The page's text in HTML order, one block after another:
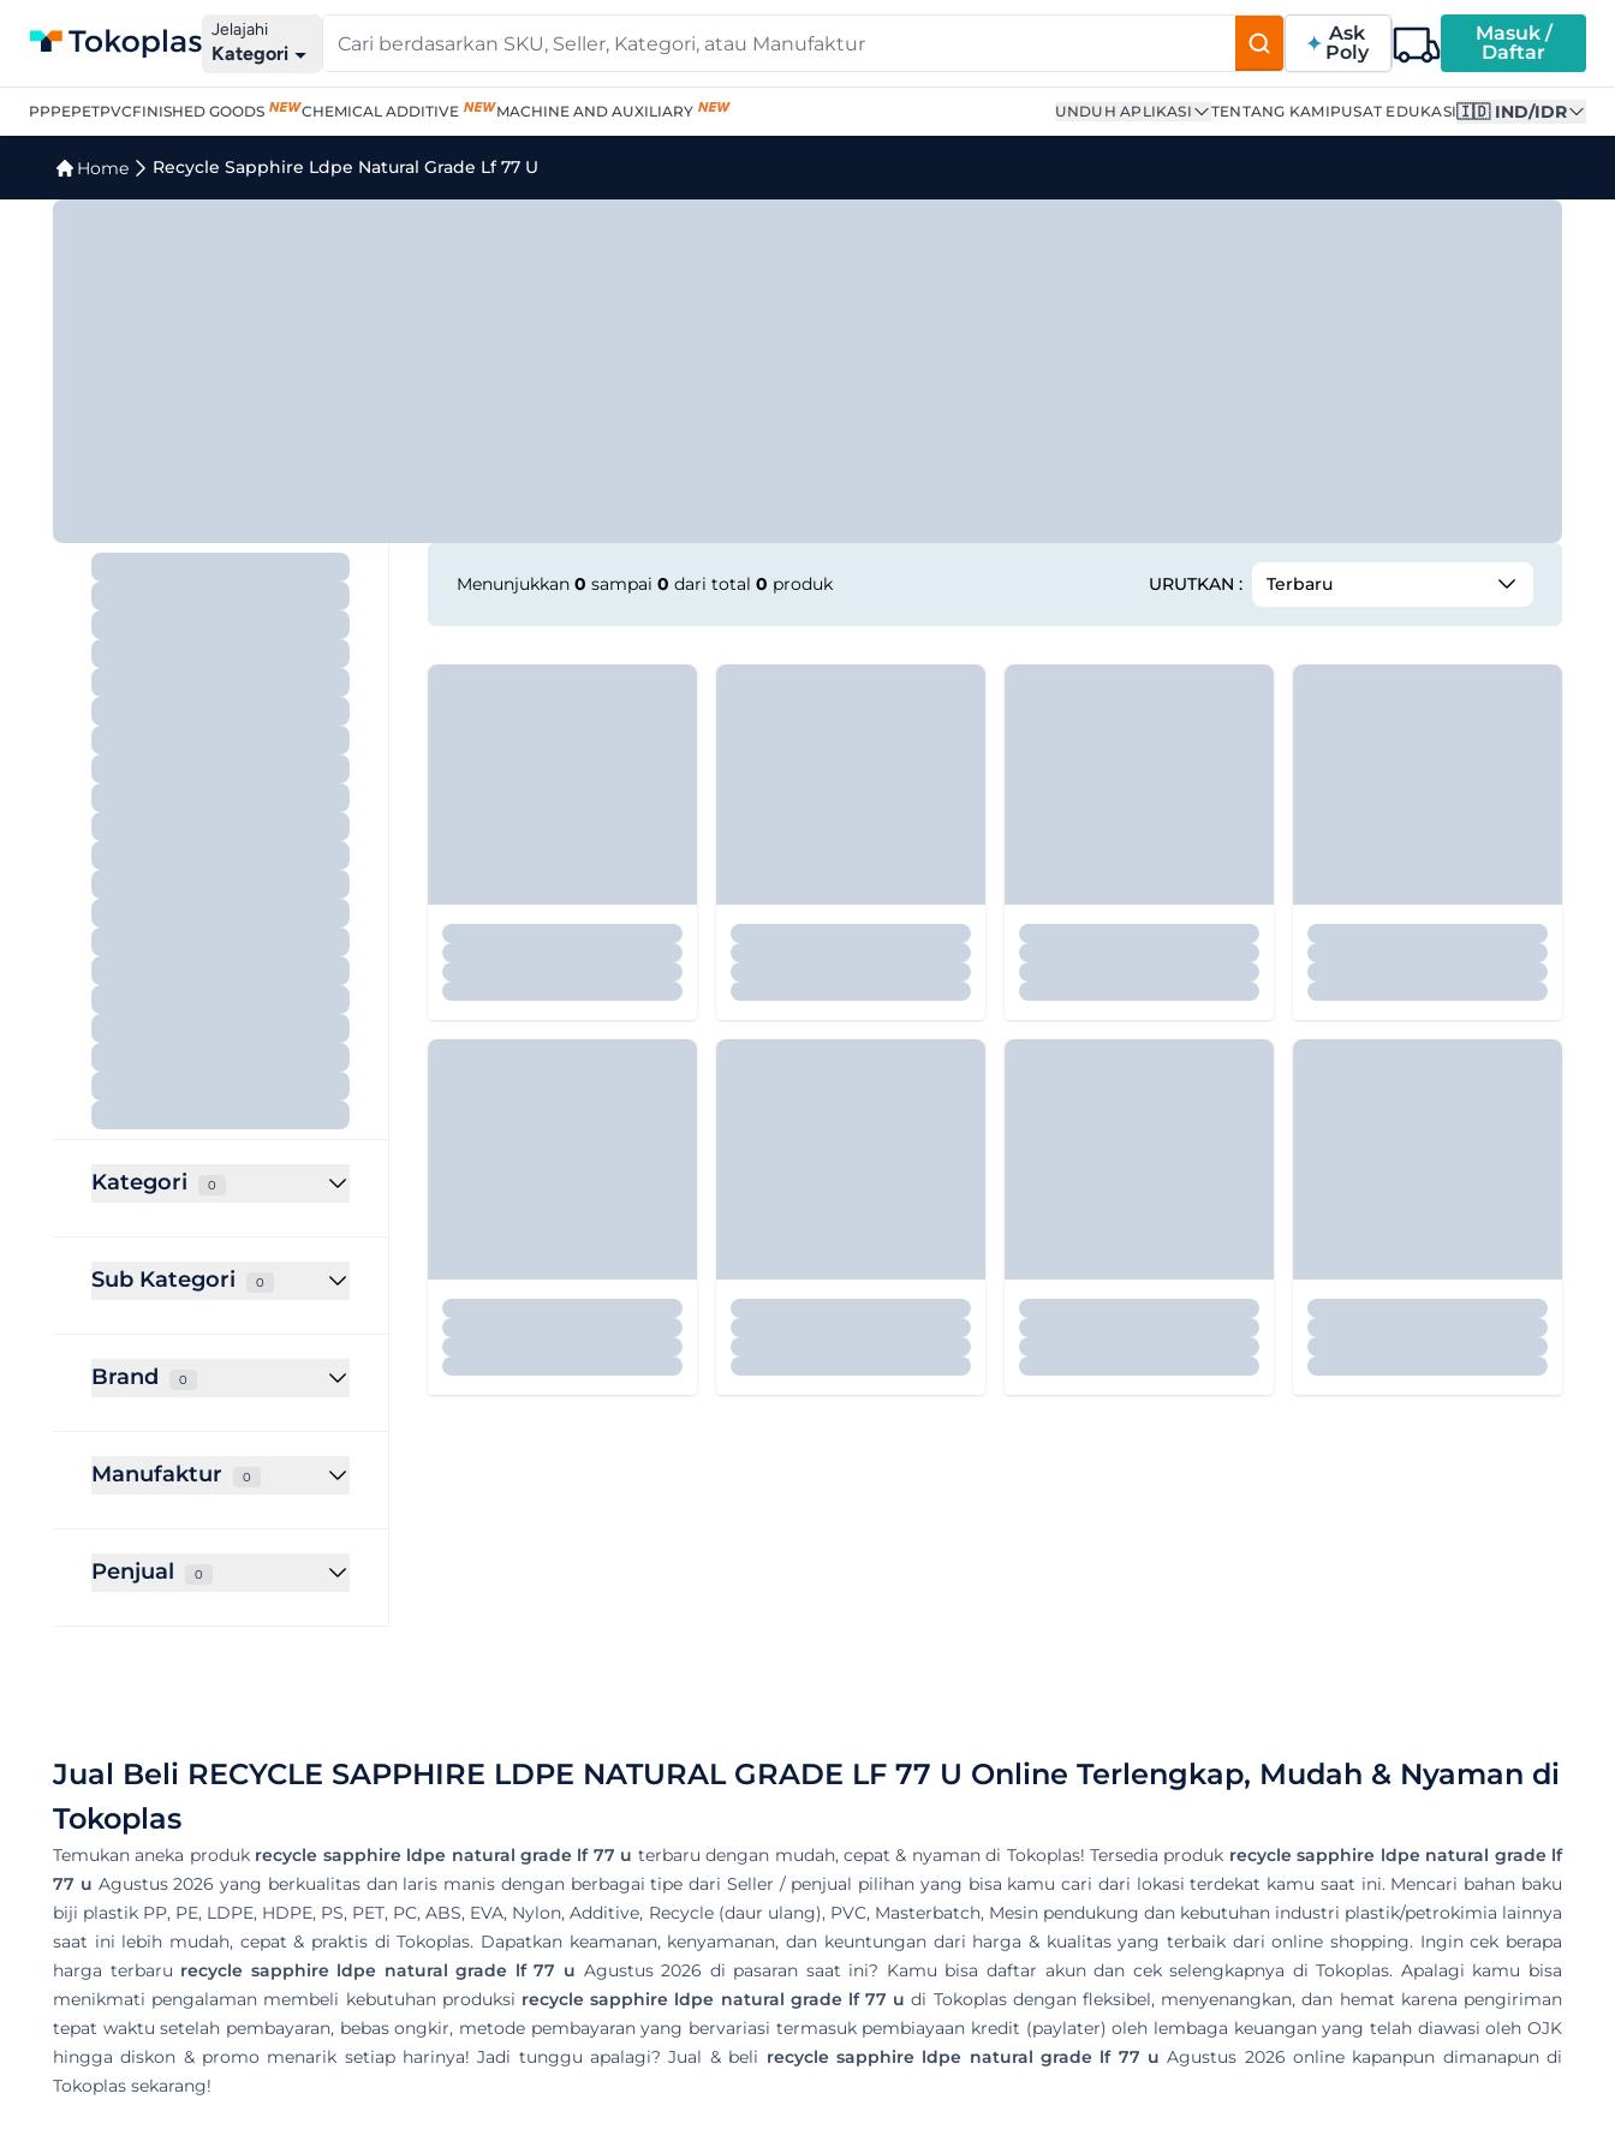
Jelajahi
Kategori
Ask
Poly
Masuk /
Daftar
PPPEPETPVCFINISHED GOODS CHEMICAL ADDITIVE MACHINE AND AUXILIARY UNDUH APLIKASI TENTANG KAMIPUSAT EDUKASI🇮🇩 IND/IDR
Home Recycle Sapphire Ldpe Natural Grade Lf 77 U
Jual Recycle Sapphire Ldpe Natural Grade Lf 77 U | Supplier Terpercaya
Kategori 0
Sub Kategori 0
Brand 0
Manufaktur 0
Penjual 0
Menunjukkan 0 sampai 0 dari total 0 produk URUTKAN : Terbaru
Jual Beli RECYCLE SAPPHIRE LDPE NATURAL GRADE LF 77 U Online Terlengkap, Mudah & Nyaman di
Tokoplas
Temukan aneka produk recycle sapphire ldpe natural grade lf 77 u terbaru dengan mudah, cepat & nyaman di Tokoplas! Tersedia produk recycle sapphire ldpe natural grade lf
77 u Agustus 2026 yang berkualitas dan laris manis dengan berbagai tipe dari Seller / penjual pilihan yang bisa kamu cari dari lokasi terdekat kamu saat ini. Mencari bahan baku
biji plastik PP, PE, LDPE, HDPE, PS, PET, PC, ABS, EVA, Nylon, Additive, Recycle (daur ulang), PVC, Masterbatch, Mesin pendukung dan kebutuhan industri plastik/petrokimia lainnya
saat ini lebih mudah, cepat & praktis di Tokoplas. Dapatkan keamanan, kenyamanan, dan keuntungan dari harga & kualitas yang terbaik dari online shopping. Ingin cek berapa
harga terbaru recycle sapphire ldpe natural grade lf 77 u Agustus 2026 di pasaran saat ini? Kamu bisa daftar akun dan cek selengkapnya di Tokoplas. Apalagi kamu bisa
menikmati pengalaman membeli kebutuhan produksi recycle sapphire ldpe natural grade lf 77 u di Tokoplas dengan fleksibel, menyenangkan, dan hemat karena pengiriman
tepat waktu setelah pembayaran, bebas ongkir, metode pembayaran yang bervariasi termasuk pembiayaan kredit (paylater) oleh lembaga keuangan yang telah diawasi oleh OJK
hingga diskon & promo menarik setiap harinya! Jadi tunggu apalagi? Jual & beli recycle sapphire ldpe natural grade lf 77 u Agustus 2026 online kapanpun dimanapun di
Tokoplas sekarang!